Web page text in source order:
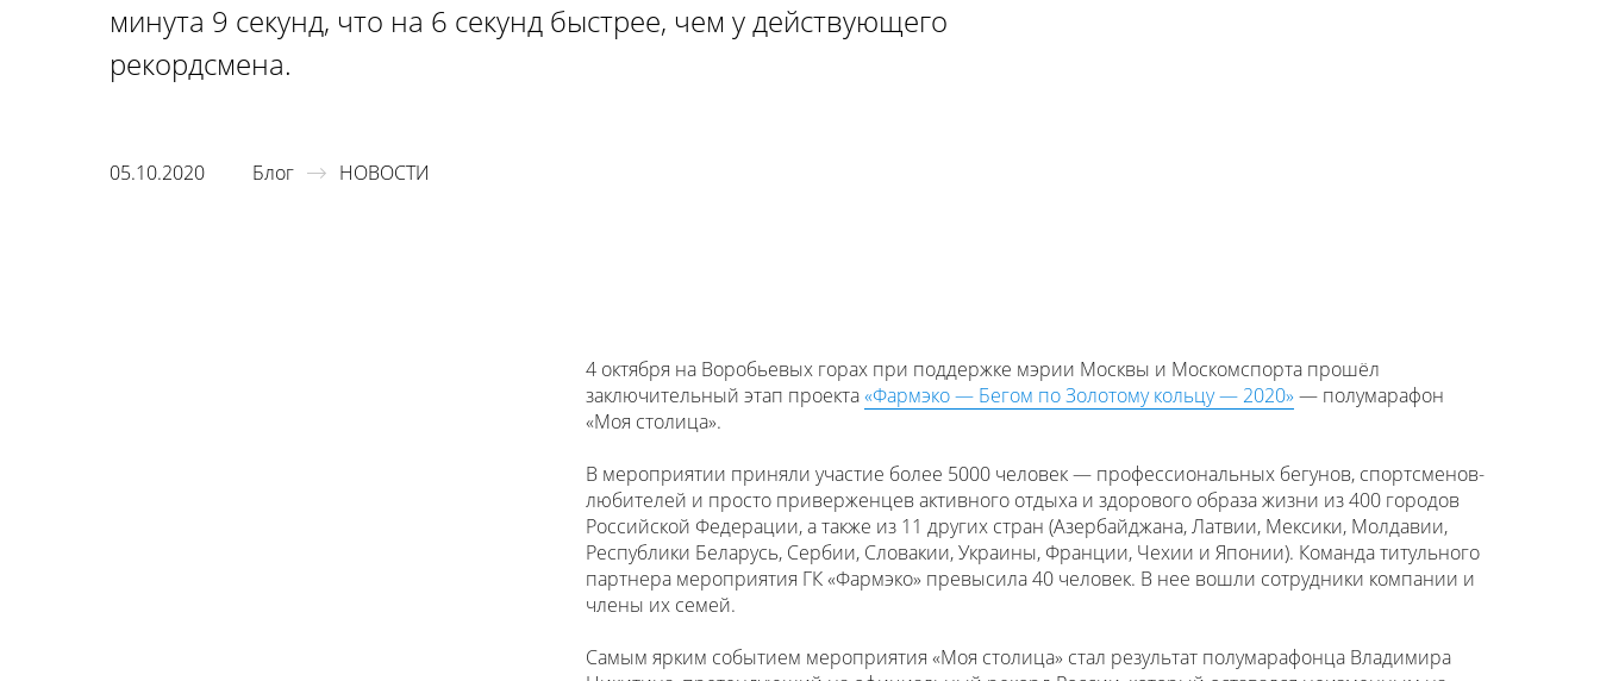
минута 9 секунд, что на 6 секунд быстрее, чем у действующего
рекордсмена.
05.10.2020 Блог НОВОСТИ
4 октября на Воробьевых горах при поддержке мэрии Москвы и Москомспорта прошёл
заключительный этап проекта«Фармэко — Бегом по Золотому кольцу — 2020» — полумарафон
«Моя столица».
В мероприятии приняли участие более 5000 человек — профессиональных бегунов, спортсменов-
любителей и просто приверженцев активного отдыха и здорового образа жизни из 400 городов
Российской Федерации, а также из 11 других стран (Азербайджана, Латвии, Мексики, Молдавии,
Республики Беларусь, Сербии, Словакии, Украины, Франции, Чехии и Японии). Команда титульного
партнера мероприятия ГК «Фармэко» превысила 40 человек. В нее вошли сотрудники компании и
члены их семей.
Самым ярким событием мероприятия «Моя столица» стал результат полумарафонца Владимира